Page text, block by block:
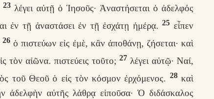
23 λέγει αὐτῇ ὁ Ἰησοῦς· Ἀναστήσεται ὁ ἀδελφός
ἐν τῇ ἀναστάσει ἐν τῇ ἐσχάτῃ ἡμέρᾳ.25 εἶπεν
26 ὁ πιστεύων εἰς ἐμὲ, κἂν ἀποθάνῃ, ζήσεται· καὶ
τὸν αἰῶνα. πιστεύεις τοῦτο;27 λέγει αὐτῷ· Ναί,
τοῦ Θεοῦ ὁ εἰς τὸν κόσμον ἐρχόμενος. 28καὶ
ἀδελφὴν αὐτῆς λάθρᾳ εἰποῦσα· Ὁ διδάσκαλος